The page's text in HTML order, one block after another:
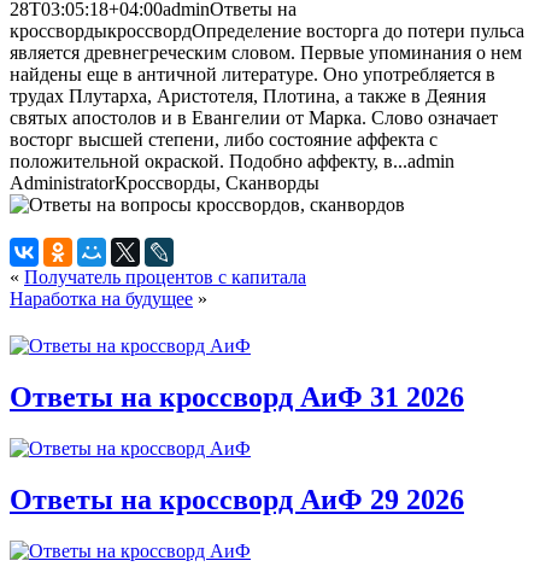
28T03:05:18+04:00adminОтветы на
кроссвордыкроссвордОпределение восторга до потери пульса
является древнегреческим словом. Первые упоминания о нем
найдены еще в античной литературе. Оно употребляется в
трудах Плутарха, Аристотеля, Плотина, а также в Деяния
святых апостолов и в Евангелии от Марка. Слово означает
восторг высшей степени, либо состояние аффекта с
положительной окраской. Подобно аффекту, в...admin
AdministratorКроссворды, Сканворды
« Получатель процентов с капитала
Наработка на будущее »
Ответы на кроссворд АиФ 31 2026
Ответы на кроссворд АиФ 29 2026